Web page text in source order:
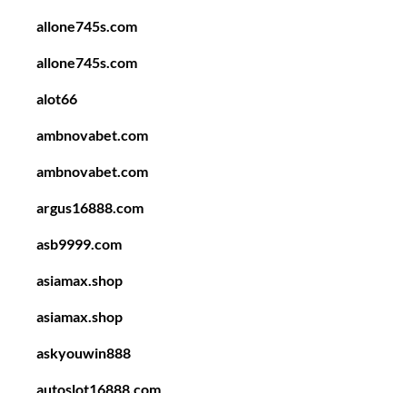
allone745s.com
allone745s.com
alot66
ambnovabet.com
ambnovabet.com
argus16888.com
asb9999.com
asiamax.shop
asiamax.shop
askyouwin888
autoslot16888.com